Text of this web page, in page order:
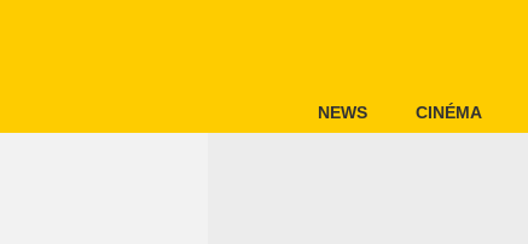
NEWS CINÉMA